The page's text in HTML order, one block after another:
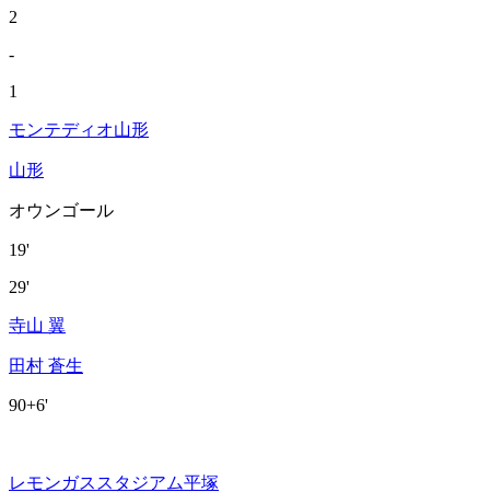
2
-
1
モンテディオ山形
山形
オウンゴール
19'
29'
寺山 翼
田村 蒼生
90+6'
レモンガススタジアム平塚